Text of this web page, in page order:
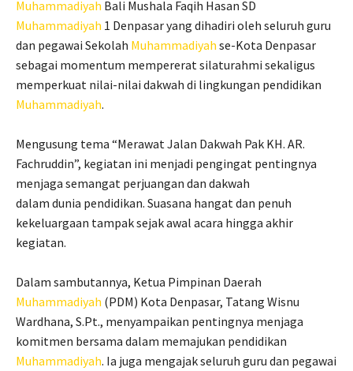
Muhammadiyah Bali Mushala Faqih Hasan SD
Muhammadiyah 1 Denpasar yang dihadiri oleh seluruh guru
dan pegawai Sekolah Muhammadiyah se-Kota Denpasar
sebagai momentum mempererat silaturahmi sekaligus
memperkuat nilai-nilai dakwah di lingkungan pendidikan
Muhammadiyah.
Mengusung tema “Merawat Jalan Dakwah Pak KH. AR.
Fachruddin”, kegiatan ini menjadi pengingat pentingnya
menjaga semangat perjuangan dan dakwah
dalam dunia pendidikan. Suasana hangat dan penuh
kekeluargaan tampak sejak awal acara hingga akhir
kegiatan.
Dalam sambutannya, Ketua Pimpinan Daerah
Muhammadiyah (PDM) Kota Denpasar, Tatang Wisnu
Wardhana, S.Pt., menyampaikan pentingnya menjaga
komitmen bersama dalam memajukan pendidikan
Muhammadiyah. Ia juga mengajak seluruh guru dan pegawai